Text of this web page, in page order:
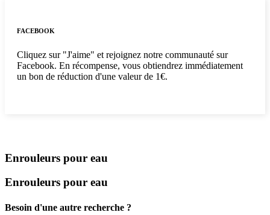
FACEBOOK
Cliquez sur "J'aime" et rejoignez notre communauté sur
Facebook. En récompense, vous obtiendrez immédiatement
un bon de réduction d'une valeur de 1€.
Enrouleurs pour eau
Enrouleurs pour eau
Besoin d'une autre recherche ?